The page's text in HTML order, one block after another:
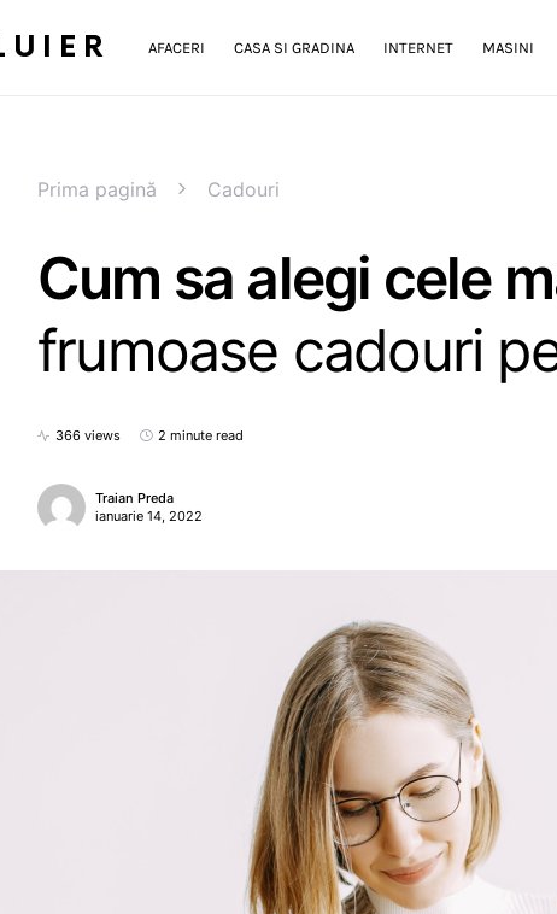
AFACERI CASA SI GRADINA INTERNET MASINI
Prima pagină Cadouri
Cum sa alegi cele
frumoase cadouri
366 views 2 minute read
Traian Preda
ianuarie 14, 2022